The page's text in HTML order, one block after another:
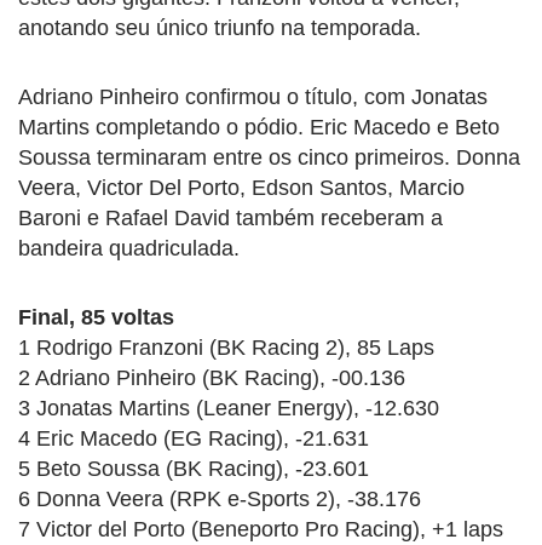
anotando seu único triunfo na temporada.
Adriano Pinheiro confirmou o título, com Jonatas
Martins completando o pódio. Eric Macedo e Beto
Soussa terminaram entre os cinco primeiros. Donna
Veera, Victor Del Porto, Edson Santos, Marcio
Baroni e Rafael David também receberam a
bandeira quadriculada.
Final, 85 voltas
1 Rodrigo Franzoni (BK Racing 2), 85 Laps
2 Adriano Pinheiro (BK Racing), -00.136
3 Jonatas Martins (Leaner Energy), -12.630
4 Eric Macedo (EG Racing), -21.631
5 Beto Soussa (BK Racing), -23.601
6 Donna Veera (RPK e-Sports 2), -38.176
7 Victor del Porto (Beneporto Pro Racing), +1 laps